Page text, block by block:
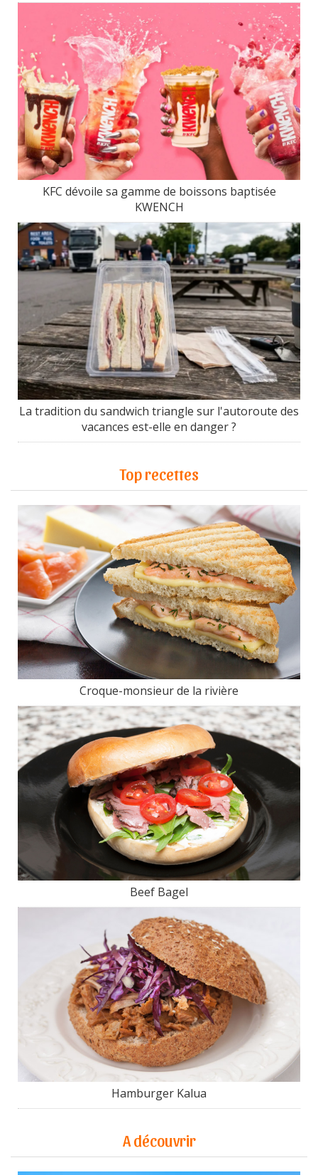
KFC dévoile sa gamme de boissons baptisée
KWENCH
La tradition du sandwich triangle sur l'autoroute des
vacances est-elle en danger ?
Top recettes
Croque-monsieur de la rivière
Beef Bagel
Hamburger Kalua
A découvrir